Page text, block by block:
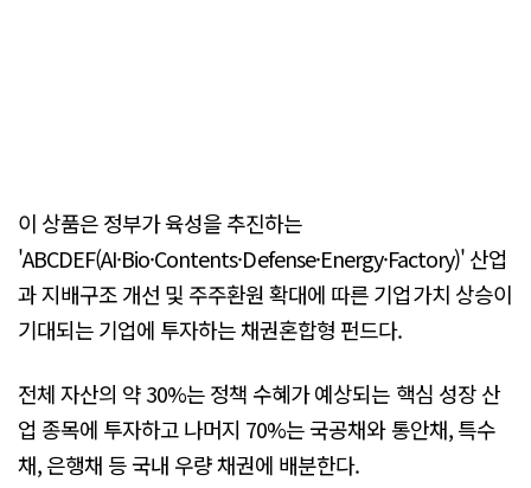
이 상품은 정부가 육성을 추진하는
'ABCDEF(AI·Bio·Contents·Defense·Energy·Factory)' 산업
과 지배구조 개선 및 주주환원 확대에 따른 기업가치 상승이
기대되는 기업에 투자하는 채권혼합형 펀드다.
전체 자산의 약 30%는 정책 수혜가 예상되는 핵심 성장 산
업 종목에 투자하고 나머지 70%는 국공채와 통안채, 특수
채, 은행채 등 국내 우량 채권에 배분한다.